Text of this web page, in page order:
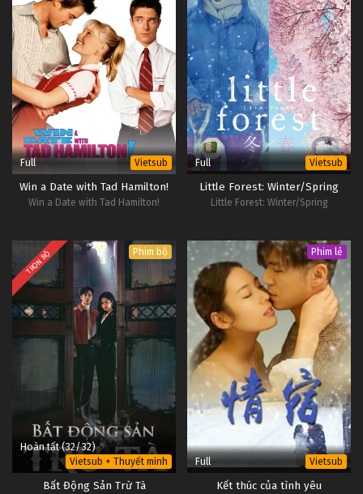
Full Vietsub
Win a Date with Tad Hamilton!
Win a Date with Tad Hamilton!
Full Vietsub
Little Forest: Winter/Spring
Little Forest: Winter/Spring
TRỌN BỘ Phim bộ
Hoàn tất (32/32)
Vietsub + Thuyết minh
Bất Động Sản Trừ Tà
Phim lẻ
Full Vietsub
Kết thúc của tình yêu